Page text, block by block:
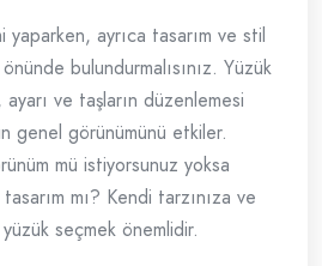
yaparken, ayrıca tasarım ve stil
bulundurmalısınız. Yüzük
ayarı ve taşların düzenlemesi
genel görünümünü etkiler.
mü istiyorsunuz yoksa
mı? Kendi tarzınıza ve
seçmek önemlidir.